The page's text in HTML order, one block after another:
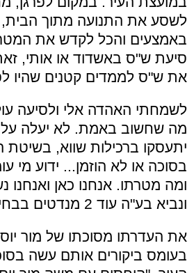
לשסע את התנועה מתוך הבית,
באמצעים והכל לקדש את
סיעת ש"ס באשדוד או אותי,
את ש"ס לממדים קטנים שהיו
לשמחתי האהדה אלי ולסיעה
מה שחשוב באמת. לא יעלה
יתעסקו ברכילות שווא, בשיטת
בסוכה או לא הוזמן... ידוע מי
ומה מטרתו. אנחנו כאן ואנחנו
ונביא בע"ה עוד 2 מנדטים בבחירות המקומיות".
את העדרתו מסוכתו של מור
בעומס ביקורים אותם עשה